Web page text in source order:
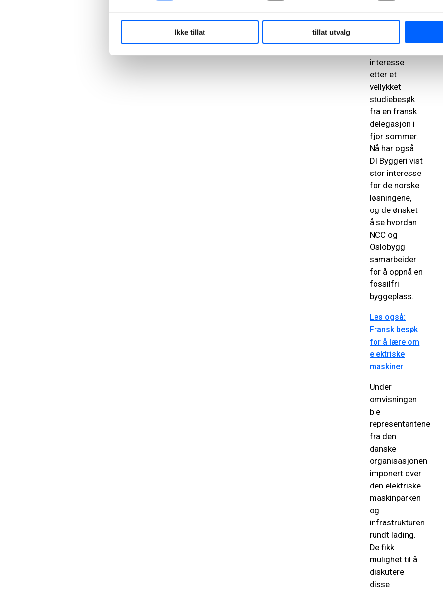
Ikke tillat tillat utvalg
interesse
etter et
vellykket
studiebesøk
fra en fransk
delegasjon i
fjor sommer.
Nå har også
DI Byggeri vist
stor interesse
for de norske
løsningene,
og de ønsket
å se hvordan
NCC og
Oslobygg
samarbeider
for å oppnå en
fossilfri
byggeplass.
Les også:
Fransk besøk
for å lære om
elektriske
maskiner
Under
omvisningen
ble
representantene
fra den
danske
organisasjonen
imponert over
den elektriske
maskinparken
og
infrastrukturen
rundt lading.
De fikk
mulighet til å
diskutere
disse